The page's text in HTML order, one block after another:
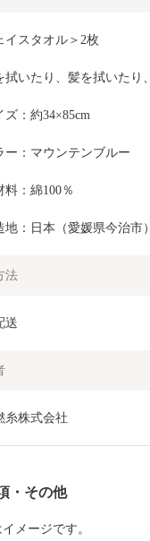
イスタオル＞2枚
拭いたり、髪を拭いたり
ズ：約34×85cm
ー：マウンテンブルー
料：綿100％
地：日本（愛媛県今治市）
法
送
糸株式会社
・その他
メージです。